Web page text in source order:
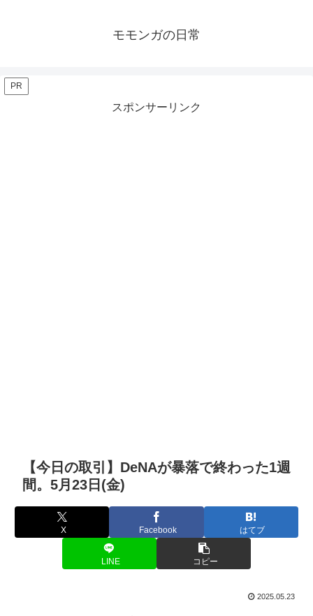
モモンガの日常
PR
スポンサーリンク
【今日の取引】DeNAが暴落で終わった1週
間。5月23日(金)
X Facebook はてブ
LINE コピー
2025.05.23